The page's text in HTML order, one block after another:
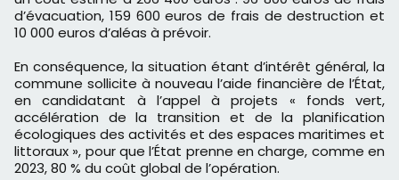
d’évacuation, 159 600 euros de frais de destruction et
10 000 euros d’aléas à prévoir.
En conséquence, la situation étant d’intérêt général, la
commune sollicite à nouveau l’aide financière de l’État,
en candidatant à l’appel à projets « fonds vert,
accélération de la transition et de la planification
écologiques des activités et des espaces maritimes et
littoraux », pour que l’État prenne en charge, comme en
2023, 80 % du coût global de l’opération.